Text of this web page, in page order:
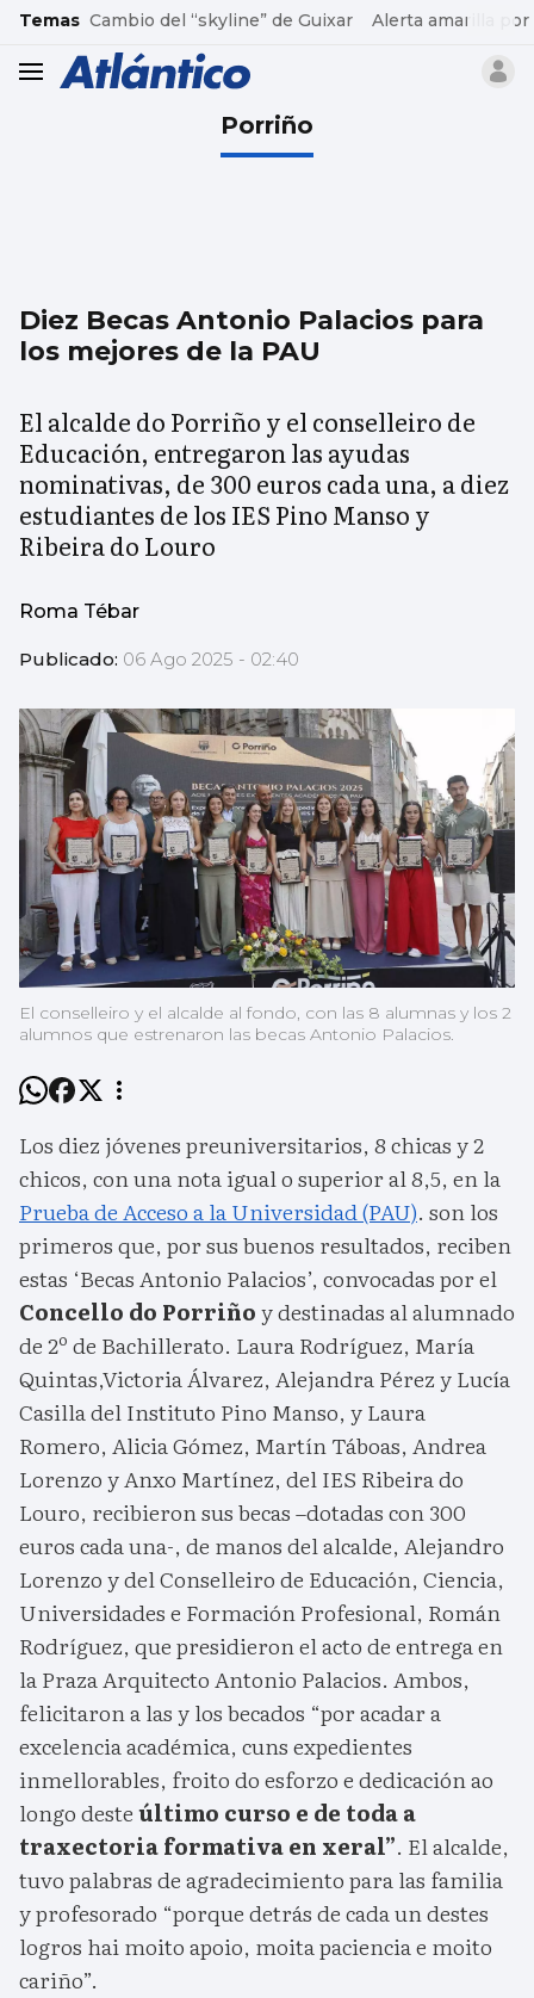
common.go-to-content
Temas Cambio del “skyline” de Guixar Alerta amarilla por
header.menu.open
Porriño
Diez Becas Antonio Palacios para
los mejores de la PAU
El alcalde do Porriño y el conselleiro de
Educación, entregaron las ayudas
nominativas, de 300 euros cada una, a diez
estudiantes de los IES Pino Manso y
Ribeira do Louro
Roma Tébar
Publicado: 06 Ago 2025 - 02:40
El conselleiro y el alcalde al fondo, con las 8 alumnas y los 2
alumnos que estrenaron las becas Antonio Palacios.
Los diez jóvenes preuniversitarios, 8 chicas y 2
chicos, con una nota igual o superior al 8,5, en la
Prueba de Acceso a la Universidad (PAU). son los
primeros que, por sus buenos resultados, reciben
estas ‘Becas Antonio Palacios’, convocadas por el
Concello do Porriñoy destinadas al alumnado
de 2º de Bachillerato. Laura Rodríguez, María
Quintas,Victoria Álvarez, Alejandra Pérez y Lucía
Casilla del Instituto Pino Manso, y Laura
Romero, Alicia Gómez, Martín Táboas, Andrea
Lorenzo y Anxo Martínez, del IES Ribeira do
Louro, recibieron sus becas –dotadas con 300
euros cada una-, de manos del alcalde, Alejandro
Lorenzo y del Conselleiro de Educación, Ciencia,
Universidades e Formación Profesional, Román
Rodríguez, que presidieron el acto de entrega en
la Praza Arquitecto Antonio Palacios. Ambos,
felicitaron a las y los becados “por acadar a
excelencia académica, cuns expedientes
inmellorables, froito do esforzo e dedicación ao
longo desteúltimo curso e de toda a
traxectoria formativa en xeral”. El alcalde,
tuvo palabras de agradecimiento para las familia
y profesorado “porque detrás de cada un destes
logros hai moito apoio, moita paciencia e moito
cariño”.